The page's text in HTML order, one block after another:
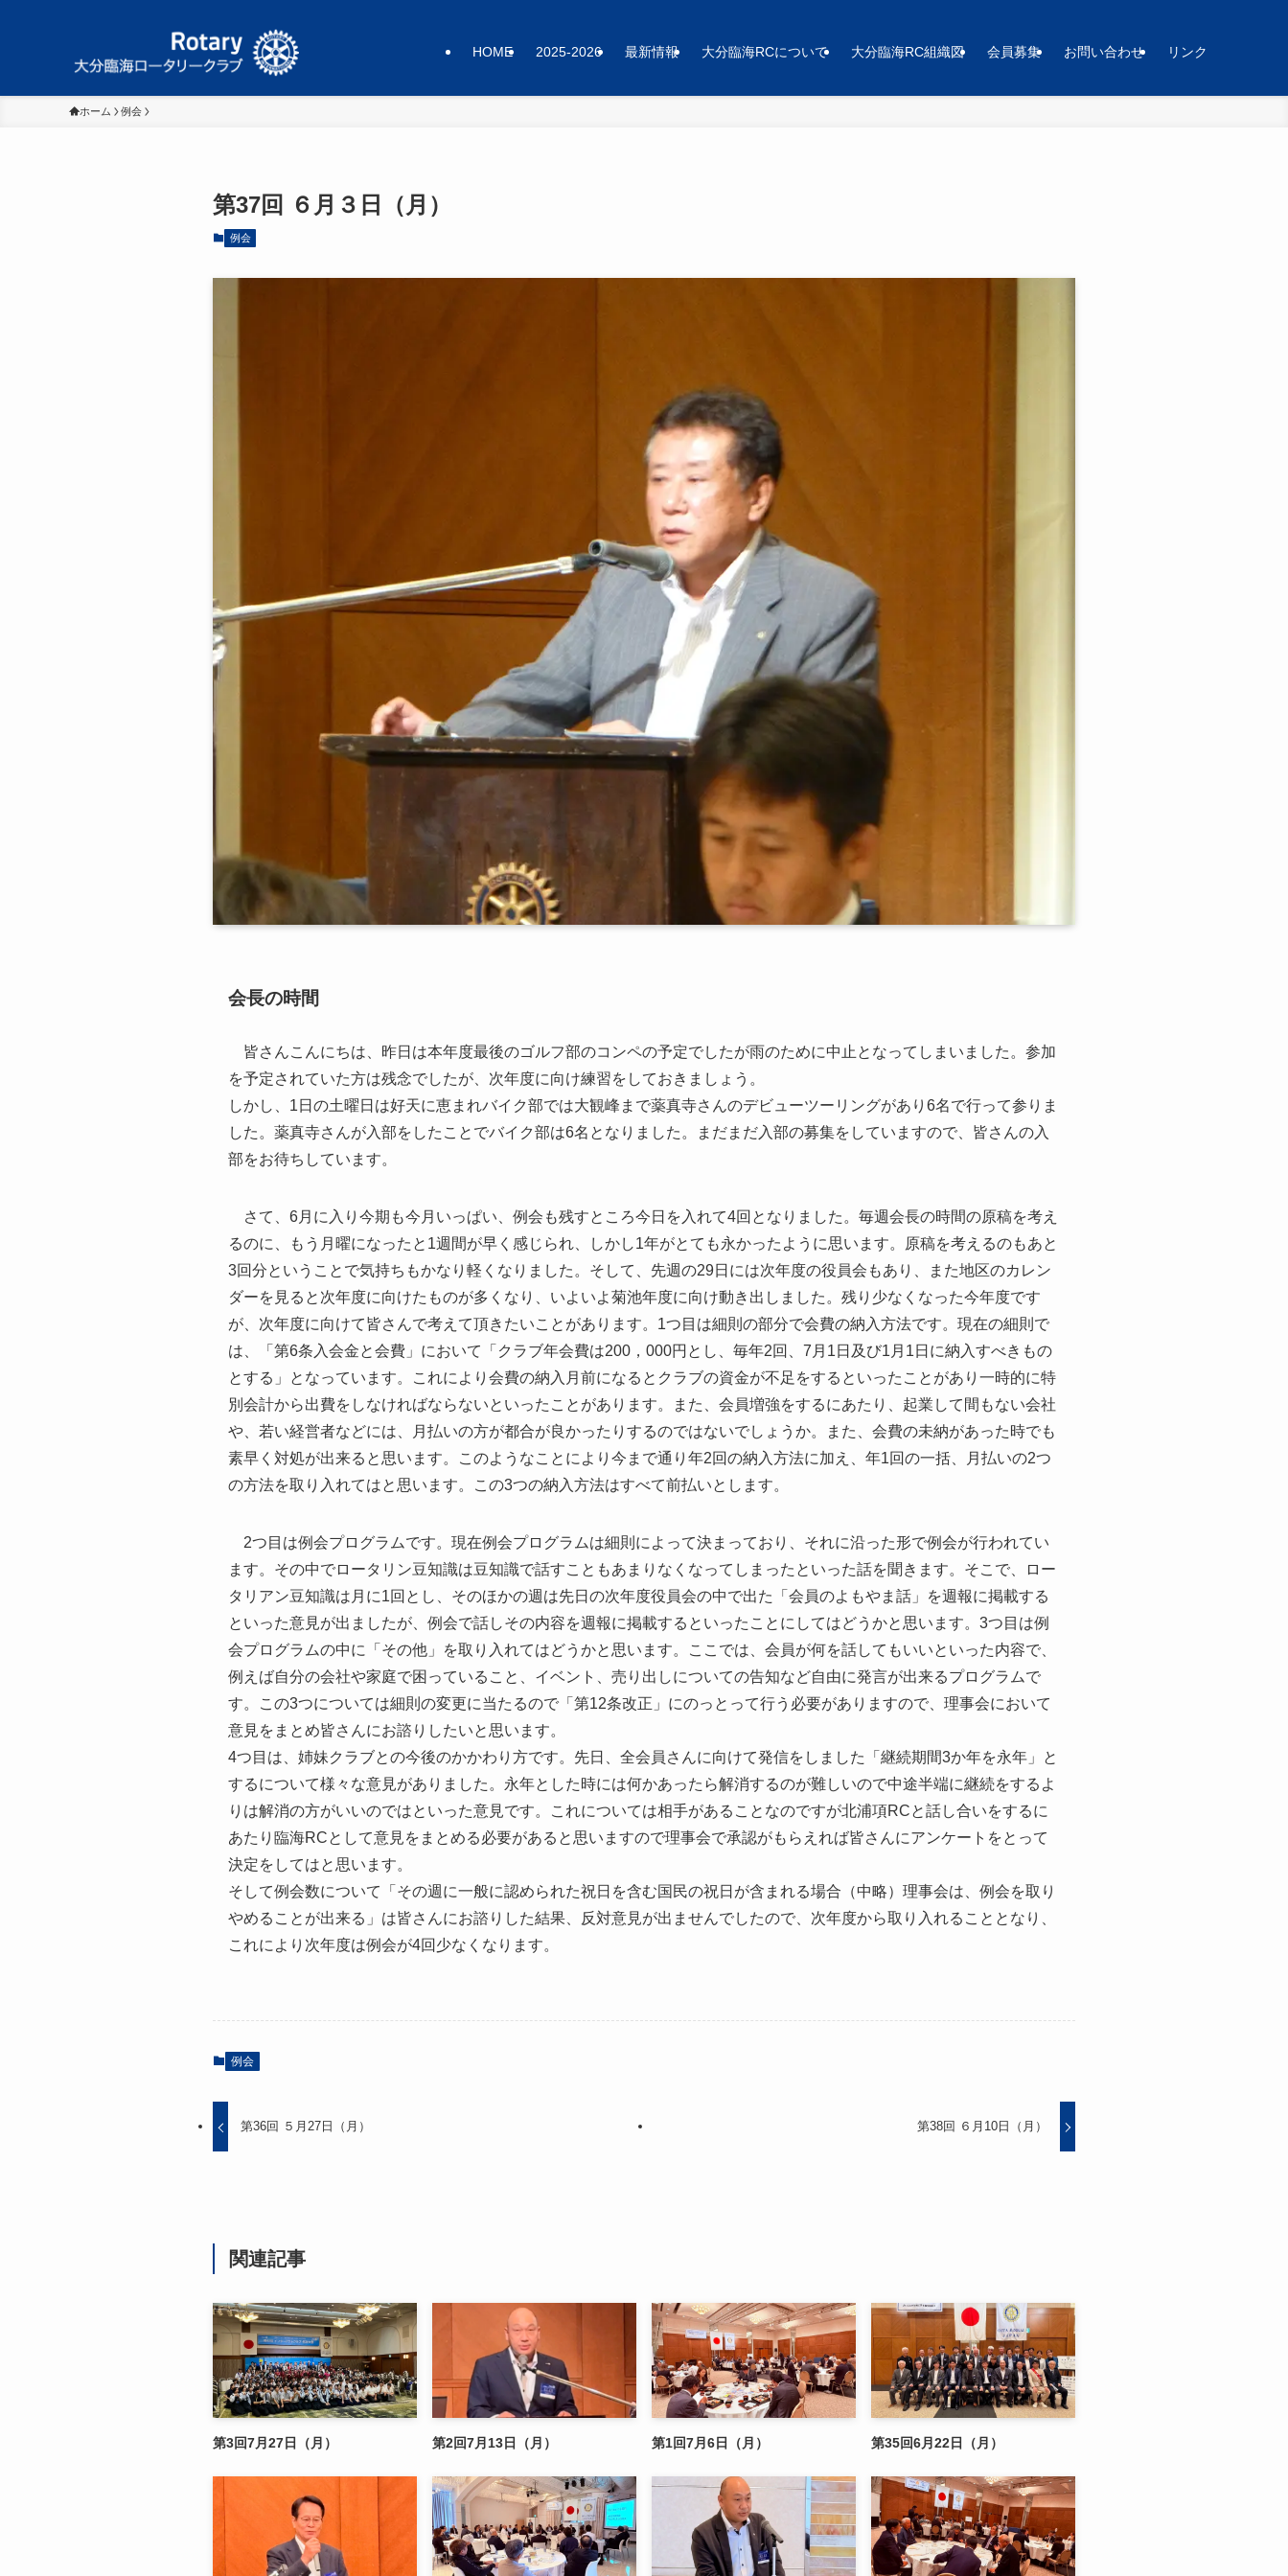
HOME 2025-2026 最新情報 大分臨海RCについて 大分臨海RC組織図 会員募集 お問い合わせ リンク
ホーム 例会
第37回 ６月３日（月）
例会
会長の時間
皆さんこんにちは、昨日は本年度最後のゴルフ部のコンペの予定でしたが雨のために中止となってしまいました。参加
を予定されていた方は残念でしたが、次年度に向け練習をしておきましょう。
しかし、1日の土曜日は好天に恵まれバイク部では大観峰まで薬真寺さんのデビューツーリングがあり6名で行って参りま
した。薬真寺さんが入部をしたことでバイク部は6名となりました。まだまだ入部の募集をしていますので、皆さんの入
部をお待ちしています。
さて、6月に入り今期も今月いっぱい、例会も残すところ今日を入れて4回となりました。毎週会長の時間の原稿を考え
るのに、もう月曜になったと1週間が早く感じられ、しかし1年がとても永かったように思います。原稿を考えるのもあと
3回分ということで気持ちもかなり軽くなりました。そして、先週の29日には次年度の役員会もあり、また地区のカレン
ダーを見ると次年度に向けたものが多くなり、いよいよ菊池年度に向け動き出しました。残り少なくなった今年度です
が、次年度に向けて皆さんで考えて頂きたいことがあります。1つ目は細則の部分で会費の納入方法です。現在の細則で
は、「第6条入会金と会費」において「クラブ年会費は200，000円とし、毎年2回、7月1日及び1月1日に納入すべきもの
とする」となっています。これにより会費の納入月前になるとクラブの資金が不足をするといったことがあり一時的に特
別会計から出費をしなければならないといったことがあります。また、会員増強をするにあたり、起業して間もない会社
や、若い経営者などには、月払いの方が都合が良かったりするのではないでしょうか。また、会費の未納があった時でも
素早く対処が出来ると思います。このようなことにより今まで通り年2回の納入方法に加え、年1回の一括、月払いの2つ
の方法を取り入れてはと思います。この3つの納入方法はすべて前払いとします。
2つ目は例会プログラムです。現在例会プログラムは細則によって決まっており、それに沿った形で例会が行われてい
ます。その中でロータリン豆知識は豆知識で話すこともあまりなくなってしまったといった話を聞きます。そこで、ロー
タリアン豆知識は月に1回とし、そのほかの週は先日の次年度役員会の中で出た「会員のよもやま話」を週報に掲載する
といった意見が出ましたが、例会で話しその内容を週報に掲載するといったことにしてはどうかと思います。3つ目は例
会プログラムの中に「その他」を取り入れてはどうかと思います。ここでは、会員が何を話してもいいといった内容で、
例えば自分の会社や家庭で困っていること、イベント、売り出しについての告知など自由に発言が出来るプログラムで
す。この3つについては細則の変更に当たるので「第12条改正」にのっとって行う必要がありますので、理事会において
意見をまとめ皆さんにお諮りしたいと思います。
4つ目は、姉妹クラブとの今後のかかわり方です。先日、全会員さんに向けて発信をしました「継続期間3か年を永年」と
するについて様々な意見がありました。永年とした時には何かあったら解消するのが難しいので中途半端に継続をするよ
りは解消の方がいいのではといった意見です。これについては相手があることなのですが北浦項RCと話し合いをするに
あたり臨海RCとして意見をまとめる必要があると思いますので理事会で承認がもらえれば皆さんにアンケートをとって
決定をしてはと思います。
そして例会数について「その週に一般に認められた祝日を含む国民の祝日が含まれる場合（中略）理事会は、例会を取り
やめることが出来る」は皆さんにお諮りした結果、反対意見が出ませんでしたので、次年度から取り入れることとなり、
これにより次年度は例会が4回少なくなります。
例会
第36回 ５月27日（月） 第38回 ６月10日（月）
関連記事
第3回7月27日（月） 第2回7月13日（月） 第1回7月6日（月） 第35回6月22日（月）